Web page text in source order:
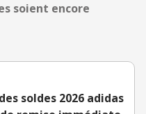
soient encore
soldes 2026 adidas